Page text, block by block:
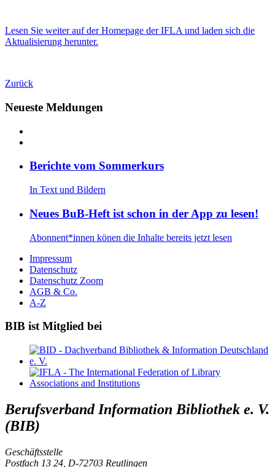
Lesen Sie weiter auf der Homepage der IFLA und laden sich die
Aktualisierung herunter.
Zurück
Neueste Meldungen
Be­rich­te vom Som­mer­kurs
In Text und Bil­dern
Neu­es BuB-Heft ist schon in der App zu le­sen!
Abon­nent*in­nen kö­nen die In­hal­te be­reits jetzt le­sen
Impressum
Datenschutz
Datenschutz Zoom
AGB & Co.
A-Z
BIB ist Mitglied bei
Berufsverband Information Bibliothek e. V.
(BIB)
Geschäftsstelle
Postfach 13 24, D-72703 Reutlingen